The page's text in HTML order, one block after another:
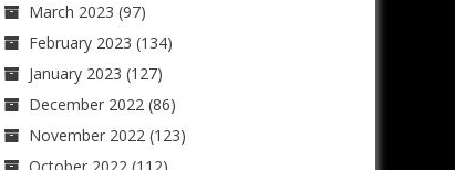
March 2023 (97)
February 2023 (134)
January 2023 (127)
December 2022(86)
November 2022(123)